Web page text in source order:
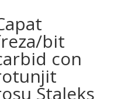
bit
con
Staleks